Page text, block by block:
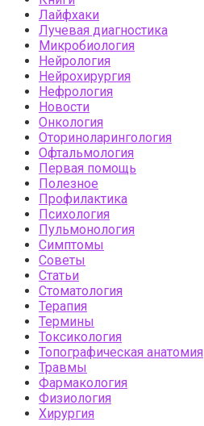
Лайфхаки
Лучевая диагностика
Микробиология
Нейрология
Нейрохирургия
Нефрология
Новости
Онкология
Оториноларингология
Офтальмология
Первая помощь
Полезное
Профилактика
Психология
Пульмонология
Симптомы
Советы
Статьи
Стоматология
Терапия
Термины
Токсикология
Топографическая анатомия
Травмы
Фармакология
Физиология
Хирургия